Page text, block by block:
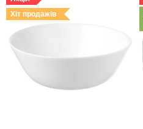
Хіт продажів